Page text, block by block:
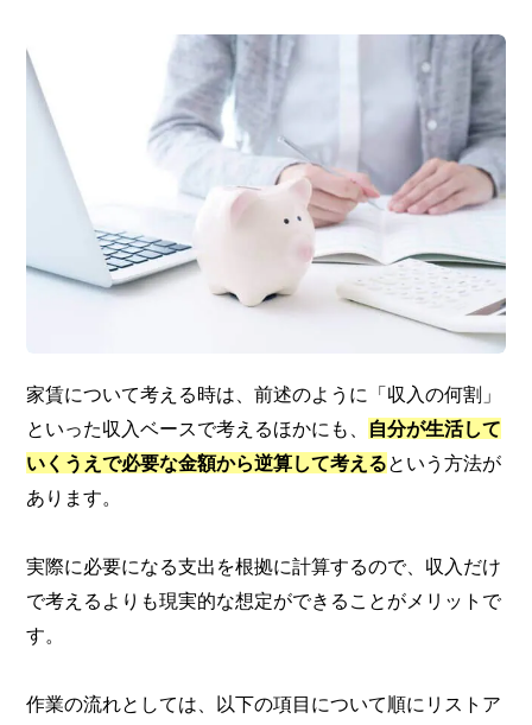
家賃について考える時は、前述のように「収入の何割」
といった収入ベースで考えるほかにも、 自分が生活して
いくうえで必要な金額から逆算して考えるという方法が
あります。
実際に必要になる支出を根拠に計算するので、収入だけ
で考えるよりも現実的な想定ができることがメリットで
す。
作業の流れとしては、以下の項目について順にリストア